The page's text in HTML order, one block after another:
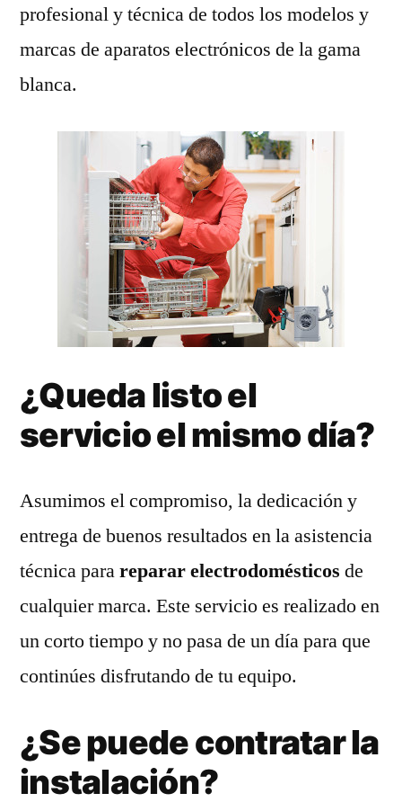
profesional y técnica de todos los modelos y
marcas de aparatos electrónicos de la gama
blanca.
¿Queda listo el
servicio el mismo día?
Asumimos el compromiso, la dedicación y
entrega de buenos resultados en la asistencia
técnica parareparar electrodomésticos de
cualquier marca. Este servicio es realizado en
un corto tiempo y no pasa de un día para que
continúes disfrutando de tu equipo.
¿Se puede contratar la
instalación?